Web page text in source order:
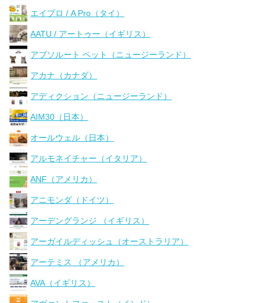
エイプロ / A Pro（タイ）
AATU / アートゥー（イギリス）
アブソルート ペット（ニュージーランド）
アカナ（カナダ）
アディクション（ニュージーランド）
AIM30（日本）
オールウェル（日本）
アルモネイチャー（イタリア）
ANF（アメリカ）
アニモンダ（ドイツ）
アーデングランジ （イギリス）
アーガイルディッシュ（オーストラリア）
アーテミス （アメリカ）
AVA（イギリス）